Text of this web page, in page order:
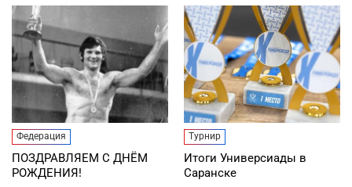
Федерация
ПОЗДРАВЛЯЕМ С ДНЁМ
РОЖДЕНИЯ!
Турнир
Итоги Универсиады в
Саранске